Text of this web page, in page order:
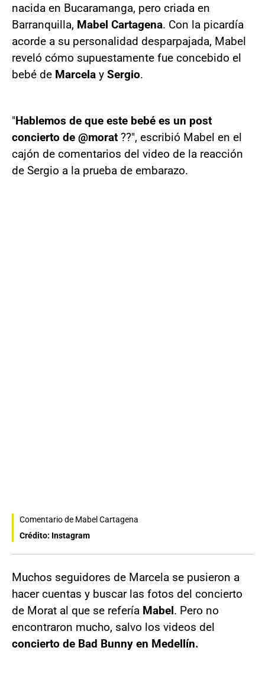
nacida en Bucaramanga, pero criada en
Barranquilla, Mabel Cartagena. Con la picardía
acorde a su personalidad desparpajada, Mabel
reveló cómo supuestamente fue concebido el
bebé de Marcela y Sergio.
"Hablemos de que este bebé es un post
concierto de @morat ??", escribió Mabel en el
cajón de comentarios del video de la reacción
de Sergio a la prueba de embarazo.
Comentario de Mabel Cartagena
Crédito: Instagram
Muchos seguidores de Marcela se pusieron a
hacer cuentas y buscar las fotos del concierto
de Morat al que se refería Mabel. Pero no
encontraron mucho, salvo los videos del
concierto de Bad Bunny en Medellín.